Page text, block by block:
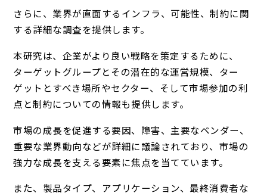
さらに、業界が直面するインフラ、可能性、制約に関
する詳細な調査を提供します。
本研究は、企業がより良い戦略を策定するために、
ターゲットグループとその潜在的な運営規模、ター
ゲットとすべき場所やセクター、そして市場参加の利
点と制約についての情報も提供します。
市場の成長を促進する要因、障害、主要なベンダー、
重要な業界動向などが詳細に議論されており、市場の
強力な成長を支える要素に焦点を当てています。
また、製品タイプ、アプリケーション、最終消費者な